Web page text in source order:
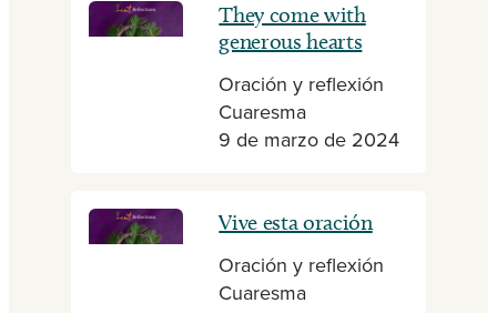
They come with
generous hearts
Oración y reflexión
Cuaresma
9 de marzo de 2024
Vive esta oración
Oración y reflexión
Cuaresma